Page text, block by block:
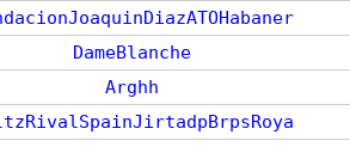
DameBlanche
Arghh